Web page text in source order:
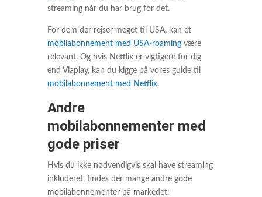
streaming når du har brug for det.
For dem der rejser meget til USA, kan et
mobilabonnement med USA-roamingvære
relevant. Og hvis Netflix er vigtigere for dig
end Viaplay, kan du kigge på vores guide til
mobilabonnement med Netflix.
Andre
mobilabonnementer med
gode priser
Hvis du ikke nødvendigvis skal have streaming
inkluderet, findes der mange andre gode
mobilabonnementer på markedet: